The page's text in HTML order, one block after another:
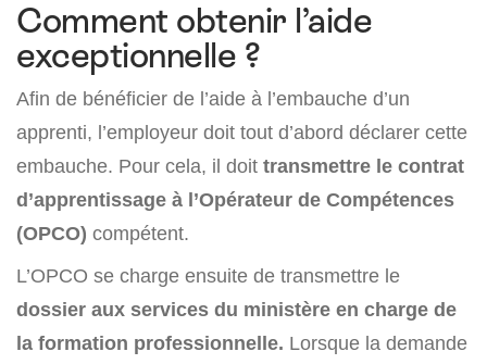
Comment obtenir l’aide
exceptionnelle ?
Afin de bénéficier de l’aide à l’embauche d’un
apprenti, l’employeur doit tout d’abord déclarer cette
embauche. Pour cela, il doit transmettre le contrat
d’apprentissage à l’Opérateur de Compétences
(OPCO) compétent.
L’OPCO se charge ensuite de transmettre le
dossier aux services du ministère en charge de
la formation professionnelle. Lorsque la demande